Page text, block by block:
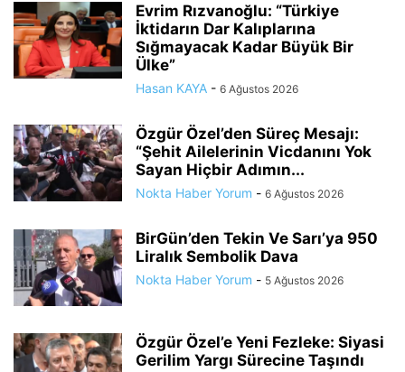
Evrim Rızvanoğlu: “Türkiye
İktidarın Dar Kalıplarına
Sığmayacak Kadar Büyük Bir
Ülke”
Hasan KAYA - 6 Ağustos 2026
Özgür Özel’den Süreç Mesajı:
“Şehit Ailelerinin Vicdanını Yok
Sayan Hiçbir Adımın...
Nokta Haber Yorum - 6 Ağustos 2026
BirGün’den Tekin Ve Sarı’ya 950
Liralık Sembolik Dava
Nokta Haber Yorum - 5 Ağustos 2026
Özgür Özel’e Yeni Fezleke: Siyasi
Gerilim Yargı Sürecine Taşındı